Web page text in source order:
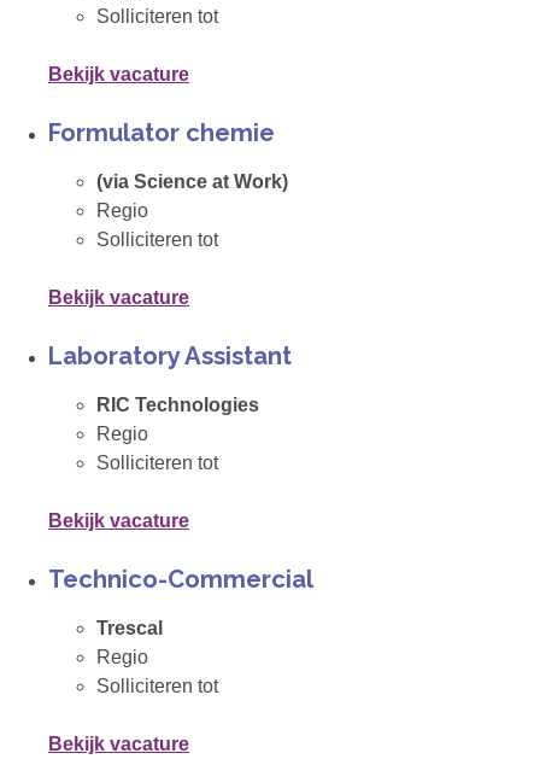
Solliciteren tot
Bekijk vacature
Formulator chemie
(via Science at Work)
Regio
Solliciteren tot
Bekijk vacature
Laboratory Assistant
RIC Technologies
Regio
Solliciteren tot
Bekijk vacature
Technico-Commercial
Trescal
Regio
Solliciteren tot
Bekijk vacature